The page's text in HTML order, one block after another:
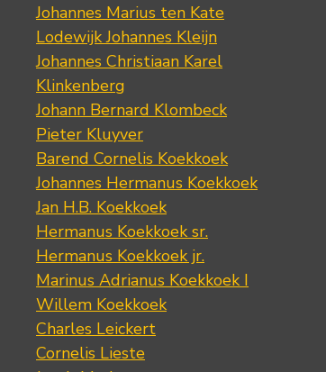
Johannes Marius ten Kate
Lodewijk Johannes Kleijn
Johannes Christiaan Karel
Klinkenberg
Johann Bernard Klombeck
Pieter Kluyver
Barend Cornelis Koekkoek
Johannes Hermanus Koekkoek
Jan H.B. Koekkoek
Hermanus Koekkoek sr.
Hermanus Koekkoek jr.
Marinus Adrianus Koekkoek I
Willem Koekkoek
Charles Leickert
Cornelis Lieste